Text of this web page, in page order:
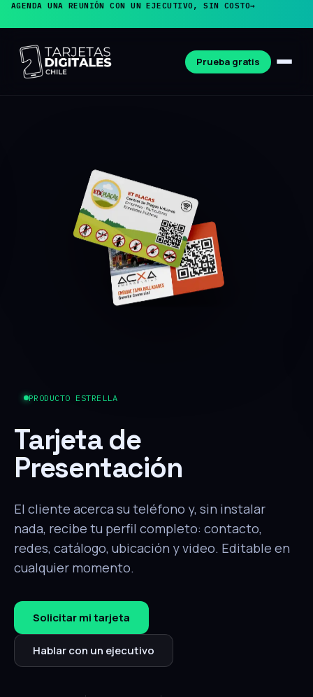
AGENDA UNA REUNIÓN CON UN EJECUTIVO, SIN COSTO→
Prueba gratis
PRODUCTO ESTRELLA
Tarjeta de
Presentación
El cliente acerca su teléfono y, sin instalar
nada, recibe tu perfil completo: contacto,
redes, catálogo, ubicación y video. Editable en
cualquier momento.
Solicitar mi tarjeta
Hablar con un ejecutivo